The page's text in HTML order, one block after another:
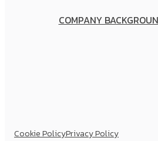
COMPANY
Cookie PolicyPrivacy Policy